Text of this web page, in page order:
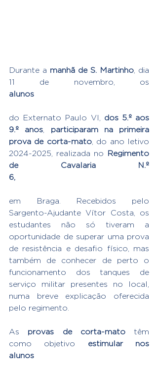
Durante a manhã de S. Martinho, dia
alunos
do Externato Paulo VI, dos 5.º aos
9.º anos, participaram na primeira
prova de corta-mato, do ano letivo
2024-2025, realizada no Regimento
de Cavalaria N.º
6,
em Braga. Recebidos pelo
Sargento-Ajudante Vítor Costa, os
estudantes não só tiveram a
oportunidade de superar uma prova
de resistência e desafio físico, mas
também de conhecer de perto o
funcionamento dos tanques de
serviço militar presentes no local,
numa breve explicação oferecida
pelo regimento.
As provas de corta-mato têm
como objetivo estimular nos
alunos